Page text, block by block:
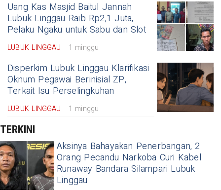
Uang Kas Masjid Baitul Jannah
Lubuk Linggau Raib Rp2,1 Juta,
Pelaku Ngaku untuk Sabu dan Slot
LUBUK LINGGAU 1 minggu
Disperkim Lubuk Linggau Klarifikasi
Oknum Pegawai Berinisial ZP,
Terkait Isu Perselingkuhan
LUBUK LINGGAU 1 minggu
TERKINI
Aksinya Bahayakan Penerbangan, 2
Orang Pecandu Narkoba Curi Kabel
Runaway Bandara Silampari Lubuk
Linggau